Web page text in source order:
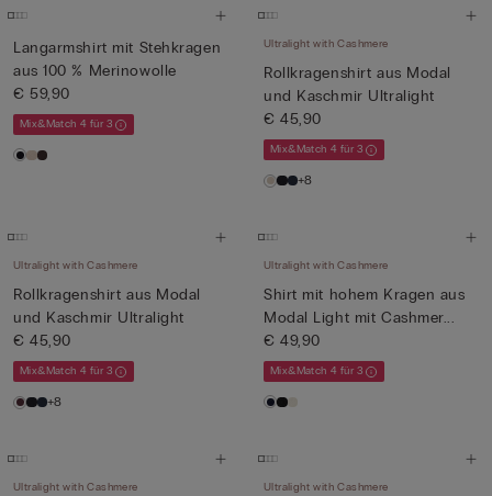
Langarmshirt mit Stehkragen
aus 100 % Merinowolle
€ 59,90
Mix&Match 4 für 3
Ultralight with Cashmere
Rollkragenshirt aus Modal
und Kaschmir Ultralight
€ 45,90
Mix&Match 4 für 3
+8
Ultralight with Cashmere
Rollkragenshirt aus Modal
und Kaschmir Ultralight
€ 45,90
Mix&Match 4 für 3
+8
Ultralight with Cashmere
Shirt mit hohem Kragen aus
Modal Light mit Cashmer...
€ 49,90
Mix&Match 4 für 3
Ultralight with Cashmere Ultralight with Cashmere